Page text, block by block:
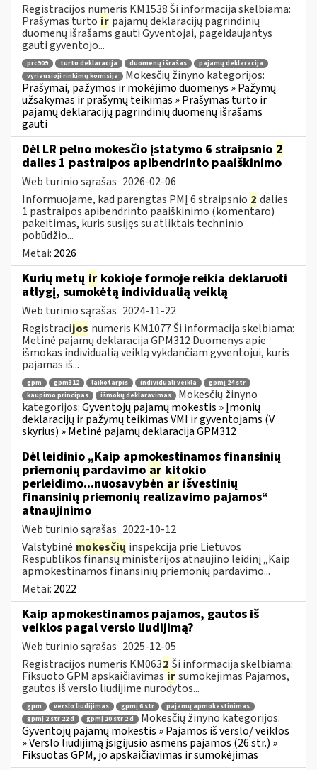
Registracijos numeris KM1538 Ši informacija skelbiama:
Prašymas turto ir pajamų deklaracijų pagrindinių
duomenų išrašams gauti Gyventojai, pageidaujantys
gauti gyventojo...
prc909 turto deklaracija duomenų išrašas
pajamų deklaracija
vyriausioji rinkimų komisija
Mokesčių žinyno kategorijos:
Prašymai, pažymos ir mokėjimo duomenys » Pažymų
užsakymas ir prašymų teikimas » Prašymas turto ir
pajamų deklaracijų pagrindinių duomenų išrašams
gauti
Dėl LR pelno mokesčio įstatymo 6 straipsnio 2
dalies 1 pastraipos apibendrinto paaiškinimo
Web turinio sąrašas 2026-02-06
Informuojame, kad parengtas PMĮ 6 straipsnio 2 dalies
1 pastraipos apibendrinto paaiškinimo (komentaro)
pakeitimas, kuris susijęs su atliktais techninio
pobūdžio...
Metai: 2026
Kurių metų ir kokioje formoje reikia deklaruoti
atlygį, sumokėtą individualią veiklą
Web turinio sąrašas 2024-11-22
Registracijos numeris KM1077 Ši informacija skelbiama:
Metinė pajamų deklaracija GPM312 Duomenys apie
išmokas individualią veiklą vykdančiam gyventojui, kuris
pajamas iš...
gpm gpm312 laikotarpis individuali veikla
gpmį 24 str
kaupimo principas
išmokų deklaravimas
Mokesčių žinyno
kategorijos:Gyventojų pajamų mokestis » Įmonių
deklaracijų ir pažymų teikimas VMI ir gyventojams (V
skyrius) » Metinė pajamų deklaracija GPM312
Dėl leidinio „Kaip apmokestinamos finansinių
priemonių pardavimo ar kitokio
perleidimo...nuosavybėn ar išvestinių
finansinių priemonių realizavimo pajamos“
atnaujinimo
Web turinio sąrašas 2022-10-12
Valstybinė mokesčių inspekcija prie Lietuvos
Respublikos finansų ministerijos atnaujino leidinį „Kaip
apmokestinamos finansinių priemonių pardavimo...
Metai: 2022
Kaip apmokestinamos pajamos, gautos iš
veiklos pagal verslo liudijimą?
Web turinio sąrašas 2025-12-05
Registracijos numeris KM0632 Ši informacija skelbiama:
Fiksuoto GPM apskaičiavimasirsumokėjimas Pajamos,
gautos iš verslo liudijime nurodytos...
gpm verslo liudijimas gpmį 6 str
pajamų apmokestinimas
gpmį 2 str 22 d
gpmį 10 str 2 d
Mokesčių žinyno kategorijos:
Gyventojų pajamų mokestis » Pajamos iš verslo/ veiklos
» Verslo liudijimą įsigijusio asmens pajamos (26 str.) »
Fiksuotas GPM, jo apskaičiavimas ir sumokėjimas